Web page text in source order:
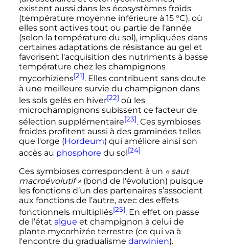
existent aussi dans les écosystèmes froids
(température moyenne inférieure à 15 °C), où
elles sont actives tout ou partie de l'année
(selon la température du sol), impliquées dans
certaines adaptations de résistance au gel et
favorisent l'acquisition des nutriments à basse
température chez les champignons
mycorhiziens[21]. Elles contribuent sans doute
à une meilleure survie du champignon dans
les sols gelés en hiver[22] où les
microchampignons subissent ce facteur de
sélection supplémentaire[23]. Ces symbioses
froides profitent aussi à des graminées telles
que l'orge (Hordeum) qui améliore ainsi son
accès au phosphore du sol [24]
Ces symbioses correspondent à un « saut
macroévolutif »(bond de l'évolution) puisque
les fonctions d’un des partenaires s’associent
aux fonctions de l’autre, avec des effets
fonctionnels multipliés[25]. En effet on passe
de l’état algue et champignon à celui de
plante mycorhizée terrestre (ce qui va à
l'encontre du gradualisme darwinien).